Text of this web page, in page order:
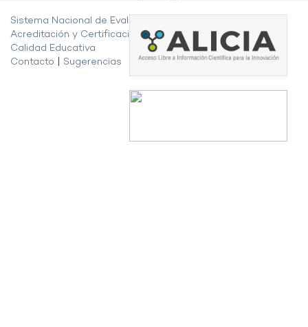
Sistema Nacional de Evaluación,
Acreditación y Certificación de la
Calidad Educativa
Contacto
Sugerencias